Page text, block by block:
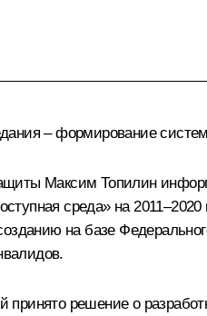
– формирование
Максим Топилин
среда» на
на базе
принято решение о